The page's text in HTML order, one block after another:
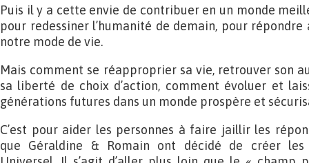
Puis il y a cette envie de contribuer en un monde
pour redessiner l’humanité de demain, pour
notre mode de vie.
Mais comment se réapproprier sa vie, retrouver son
sa liberté de choix d’action, comment évoluer et
générations futures dans un monde prospère et
C’est pour aider les personnes à faire jaillir les
que Géraldine & Romain ont décidé de créer les